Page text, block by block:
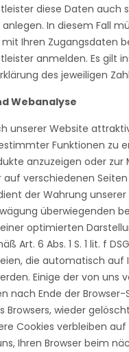
diese Daten auch
In diesem Fall
mit Ihren Zugangsdaten
anmelden. Es gilt
des jeweiligen
Webanalyse
unserer Website
Funktionen zu
anzuzeigen oder zur
auf verschiedenen
der Wahrung
überwiegenden
optimierten
Art. 6 Abs. 1 S. 1 lit. f
die automatisch auf
Einige der von uns
nach Ende der
Browsers, wieder
Cookies verbleiben
Ihren Browser beim